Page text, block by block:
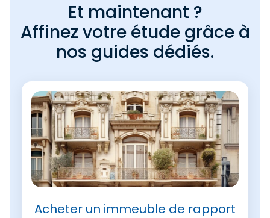
Et maintenant ?
Affinez votre étude grâce à
nos guides dédiés.
Acheter un immeuble de rapport